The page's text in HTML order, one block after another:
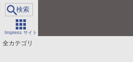
Impress サイト
全カテゴリ